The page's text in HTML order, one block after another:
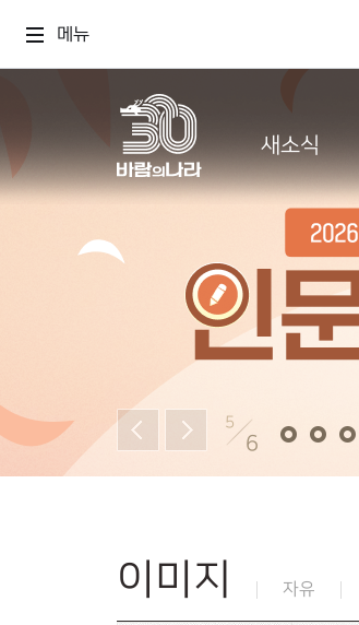
메뉴
새소식
5
6
이미지 자유